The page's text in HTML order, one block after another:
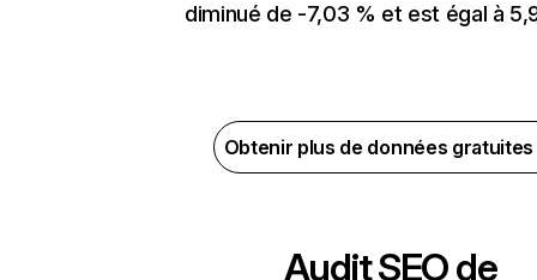
diminué de -7,03 % et est égal à
Obtenir plus de données
Audit SEO de